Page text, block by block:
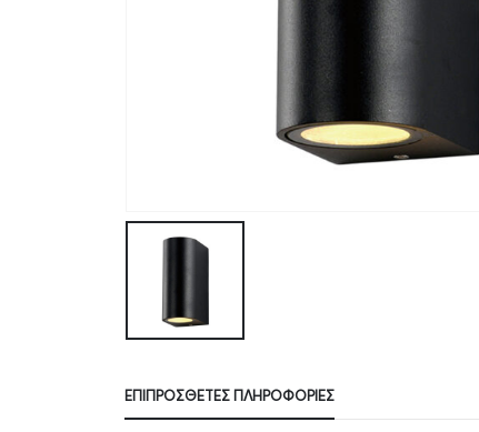
ΕΠΙΠΡΌΣΘΕΤΕΣ ΠΛΗΡΟΦΟΡΊΕΣ